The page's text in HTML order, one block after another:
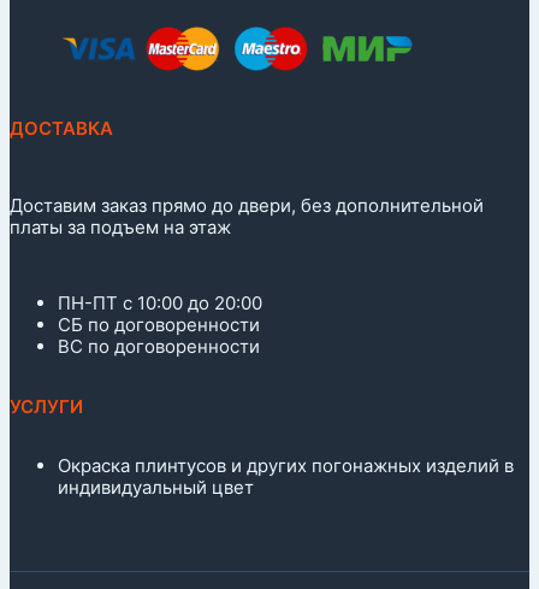
ДОСТАВКА
Доставим заказ прямо до двери, без дополнительной
платы за подъем на этаж
ПН-ПТ с 10:00 до 20:00
СБ по договоренности
ВС по договоренности
УСЛУГИ
Окраска плинтусов и других погонажных изделий в
индивидуальный цвет